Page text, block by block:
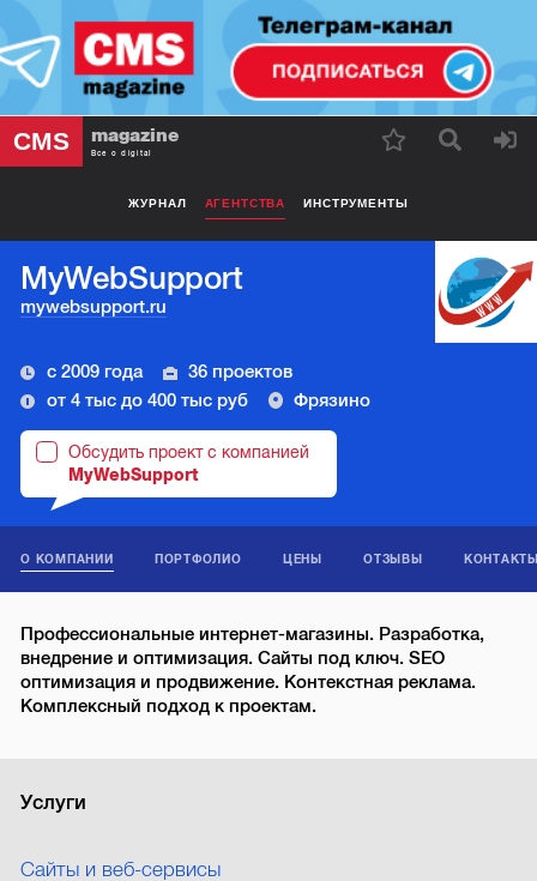
CMS magazine
Все о digital
ЖУРНАЛ АГЕНТСТВА ИНСТРУМЕНТЫ
MyWebSupport
mywebsupport.ru
с 2009 года
36 проектов
от 4 тыс до 400 тыс руб
Фрязино
Обсудить проект с компанией
MyWebSupport
О КОМПАНИИ ПОРТФОЛИО ЦЕНЫ ОТЗЫВЫ
Профессиональные интернет-магазины. Разработка,
внедрение и оптимизация. Сайты под ключ. SEO
оптимизация и продвижение. Контекстная реклама.
Комплексный подход к проектам.
Услуги
Сайты и веб-сервисы